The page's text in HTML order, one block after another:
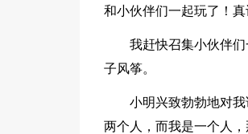
和小伙伴们一起玩了！
我赶快召集小伙伴
子风筝。
小明兴致勃勃地对
两个人，而我是一个人